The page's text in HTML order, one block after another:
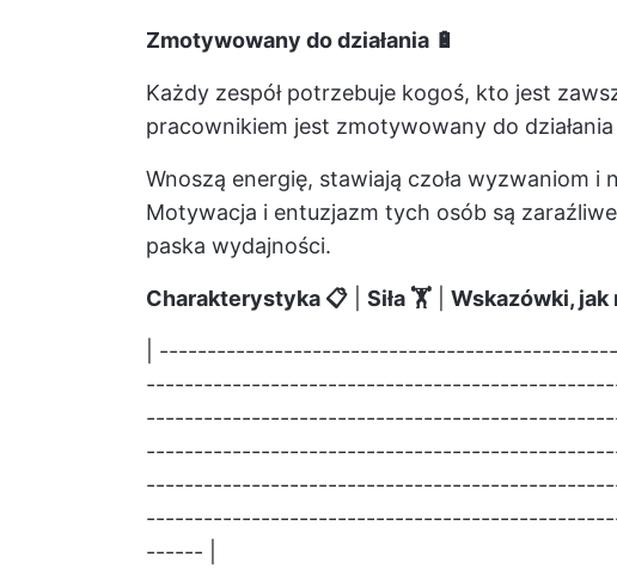
Zmotywowany do działania 🔋
Każdy zespół potrzebuje kogoś, kto jest
pracownikiem jest zmotywowany do
Wnoszą energię, stawiają czoła wyzwaniom i
Motywacja i entuzjazm tych osób są
paska wydajności.
Charakterystyka 📋 Siła 🏋 Wskazówki,
|
------ |